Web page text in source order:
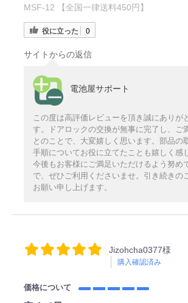
MSF-12 【全国一律送料450円】
役に立った 0
サイトからの返信
電池屋サポート
この度は高評価レビューを頂き誠にありが
す。ドアロックの交換が無事に完了し、ご
とのことで、大変嬉しく思います。部品の
手順についてお役に立てたことも嬉しく感
今後もお客様にご満足いただけるよう努め
で、ぜひご利用くださいませ。引き続きの
お願い申し上げます。
Jizohcha0377様
購入確認済み
価格について